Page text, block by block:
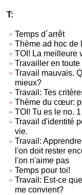
T:
Temps d´arrêt
Thème ad hoc de
TOI! La meilleure
Travailler en
Travail mauvais.
mieux?
Travail: Tes
Thème du cœur:
TOI! Tu es le no.
Travail d'identité
vie.
Travail:
l'on doit rester
l'on n'aime pas
Temps pour toi!
Travail: Est-ce
me convient?